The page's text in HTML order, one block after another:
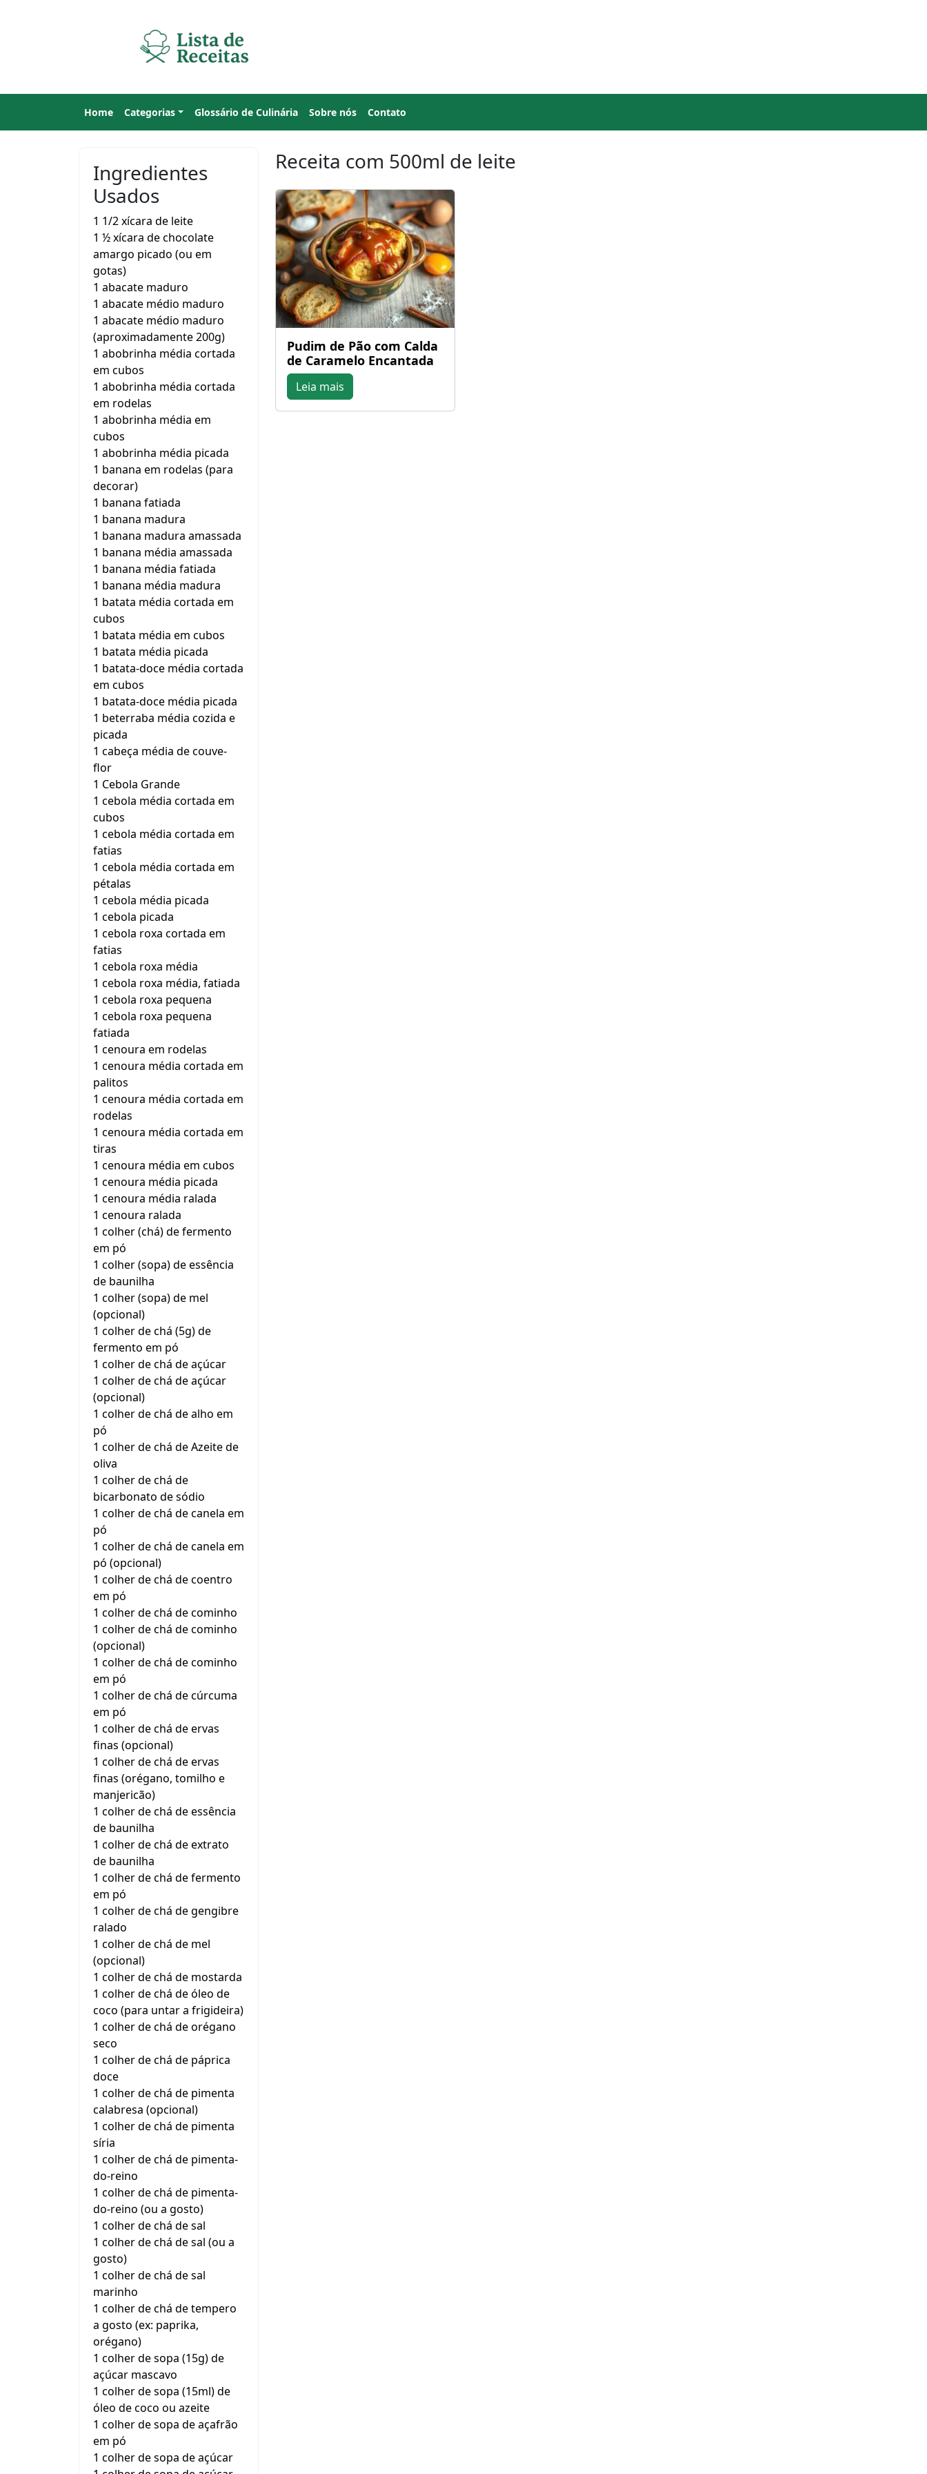
Home Categorias Glossário de Culinária Sobre nós Contato
Ingredientes
Usados
1 1/2 xícara de leite
1 ½ xícara de chocolate
amargo picado (ou em
gotas)
1 abacate maduro
1 abacate médio maduro
1 abacate médio maduro
(aproximadamente 200g)
1 abobrinha média cortada
em cubos
1 abobrinha média cortada
em rodelas
1 abobrinha média em
cubos
1 abobrinha média picada
1 banana em rodelas (para
decorar)
1 banana fatiada
1 banana madura
1 banana madura amassada
1 banana média amassada
1 banana média fatiada
1 banana média madura
1 batata média cortada em
cubos
1 batata média em cubos
1 batata média picada
1 batata-doce média cortada
em cubos
1 batata-doce média picada
1 beterraba média cozida e
picada
1 cabeça média de couve-
flor
1 Cebola Grande
1 cebola média cortada em
cubos
1 cebola média cortada em
fatias
1 cebola média cortada em
pétalas
1 cebola média picada
1 cebola picada
1 cebola roxa cortada em
fatias
1 cebola roxa média
1 cebola roxa média, fatiada
1 cebola roxa pequena
1 cebola roxa pequena
fatiada
1 cenoura em rodelas
1 cenoura média cortada em
palitos
1 cenoura média cortada em
rodelas
1 cenoura média cortada em
tiras
1 cenoura média em cubos
1 cenoura média picada
1 cenoura média ralada
1 cenoura ralada
1 colher (chá) de fermento
em pó
1 colher (sopa) de essência
de baunilha
1 colher (sopa) de mel
(opcional)
1 colher de chá (5g) de
fermento em pó
1 colher de chá de açúcar
1 colher de chá de açúcar
(opcional)
1 colher de chá de alho em
pó
1 colher de chá de Azeite de
oliva
1 colher de chá de
bicarbonato de sódio
1 colher de chá de canela em
pó
1 colher de chá de canela em
pó (opcional)
1 colher de chá de coentro
em pó
1 colher de chá de cominho
1 colher de chá de cominho
(opcional)
1 colher de chá de cominho
em pó
1 colher de chá de cúrcuma
em pó
1 colher de chá de ervas
finas (opcional)
1 colher de chá de ervas
finas (orégano, tomilho e
manjericão)
1 colher de chá de essência
de baunilha
1 colher de chá de extrato
de baunilha
1 colher de chá de fermento
em pó
1 colher de chá de gengibre
ralado
1 colher de chá de mel
(opcional)
1 colher de chá de mostarda
1 colher de chá de óleo de
coco (para untar a frigideira)
1 colher de chá de orégano
seco
1 colher de chá de páprica
doce
1 colher de chá de pimenta
calabresa (opcional)
1 colher de chá de pimenta
síria
1 colher de chá de pimenta-
do-reino
1 colher de chá de pimenta-
do-reino (ou a gosto)
1 colher de chá de sal
1 colher de chá de sal (ou a
gosto)
1 colher de chá de sal
marinho
1 colher de chá de tempero
a gosto (ex: paprika,
orégano)
1 colher de sopa (15g) de
açúcar mascavo
1 colher de sopa (15ml) de
óleo de coco ou azeite
1 colher de sopa de açafrão
em pó
1 colher de sopa de açúcar
Receita com 500ml de leite
Pudim de Pão com Calda
de Caramelo Encantada
Leia mais